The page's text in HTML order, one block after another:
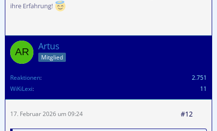
ihre Erfahrung!
Artus
Mitglied
Reaktionen
2.751
WiKiLexi
11
17. Februar 2026 um 09:24 #12